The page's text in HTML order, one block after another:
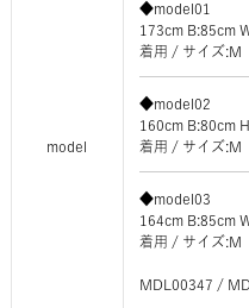
model
◆model01
173cm B:85cm
着用 / サイズ:M
◆model02
160cm B:80cm
着用 / サイズ:M
◆model03
164cm B:85cm
着用 / サイズ
MDL00347 /